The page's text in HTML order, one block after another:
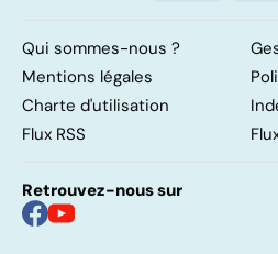
Qui sommes-nous ?
Mentions légales
Charte d'utilisation
Flux RSS
Retrouvez-nous sur